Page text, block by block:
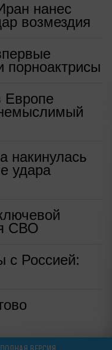
нанес
возмездия
порноактрисы
накинулась
удара
СВО
с Россией: